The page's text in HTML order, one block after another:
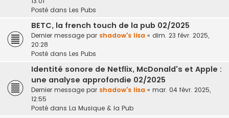
Posté dans Les Pubs
BETC, la french touch de la pub 02/2025
Dernier message par shadow's lisa « dim. 23 févr. 2025,
20:28
Posté dans Les Pubs
Identité sonore de Netflix, McDonald's et Apple :
une analyse approfondie 02/2025
Dernier message par shadow's lisa « mar. 04 févr. 2025,
12:55
Posté dans La Musique & la Pub